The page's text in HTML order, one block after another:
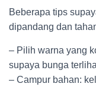
Beberapa tips
dipandang dan
– Pilih warna yang
supaya bunga
– Campur bahan: